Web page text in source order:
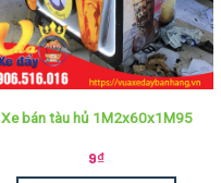
Xe bán tàu hủ 1M2x60x1M95
9₫